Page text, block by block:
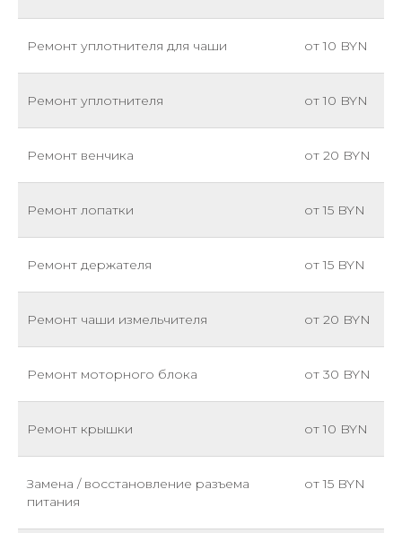
Ремонт уплотнителя для чаши от 10 BYN
Ремонт уплотнителя от 10 BYN
Ремонт венчика от 20 BYN
Ремонт лопатки от 15 BYN
Ремонт держателя от 15 BYN
Ремонт чаши измельчителя от 20 BYN
Ремонт моторного блока от 30 BYN
Ремонт крышки от 10 BYN
Замена / восстановление разъема
питания
от 15 BYN